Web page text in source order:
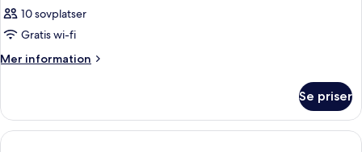
10 sovplatser
Gratis wi-fi
Mer information
Mer
Se priser